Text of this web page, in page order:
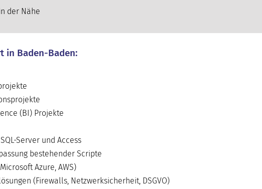
der Nähe
in Baden-Baden:
(BI) Projekte
Server und Access
bestehender Scripte
Azure, AWS)
(Firewalls, Netzwerksicherheit, DSGVO)